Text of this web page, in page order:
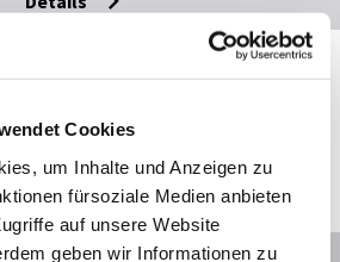
Cookies
um Inhalte und Anzeigen zu
fürsoziale Medien anbieten
auf unsere Website
geben wir Informationen zu
Stuttgart
Schwarz
Besenwirtschaft
Heute geschlossen